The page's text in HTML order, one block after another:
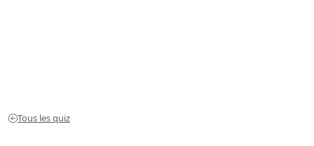
Tous les quiz